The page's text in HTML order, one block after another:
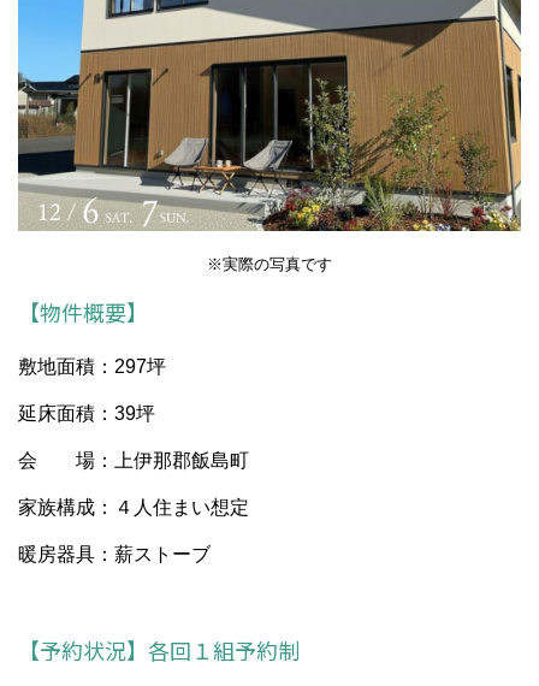
※実際の写真です
【物件概要】
敷地面積：297坪
延床面積：39坪
会 場：上伊那郡飯島町
家族構成：４人住まい想定
暖房器具：薪ストーブ
【予約状況】各回１組予約制